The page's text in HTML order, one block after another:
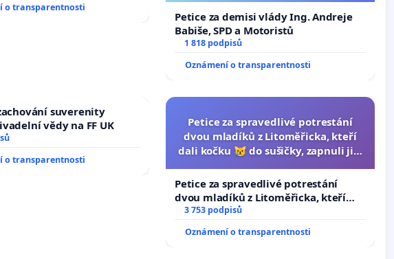
o transparentnosti
Petice za demisi vlády Ing. Andreje
Babiše, SPD a Motoristů
1 818 podpisů
Oznámení o transparentnosti
suverenity
vědy na FF UK
o transparentnosti
Petice za spravedlivé potrestání
dvou mladíků z Litoměřicka, kteří
dali kočku 😿 do sušičky, zapnuli ji a
Petice za spravedlivé potrestání
dvou mladíků z Litoměřicka, kteří
dali kočku 😿 do sušičky, zapnuli ji a
3 753 podpisů
Oznámení o transparentnosti